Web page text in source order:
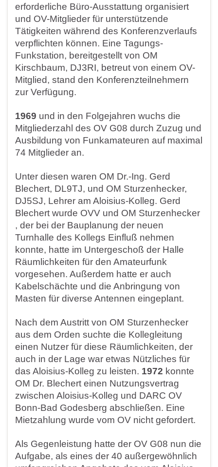
erforderliche Büro-Ausstattung organisiert
und OV-Mitglieder für unterstützende
Tätigkeiten während des Konferenzverlaufs
verpflichten können. Eine Tagungs-
Funkstation, bereitgestellt von OM
Kirschbaum, DJ3RI, betreut von einem OV-
Mitglied, stand den Konferenzteilnehmern
zur Verfügung.
1969 und in den Folgejahren wuchs die
Mitgliederzahl des OV G08 durch Zuzug und
Ausbildung von Funkamateuren auf maximal
74 Mitglieder an.
Unter diesen waren OM Dr.-Ing. Gerd
Blechert, DL9TJ, und OM Sturzenhecker,
DJ5SJ, Lehrer am Aloisius-Kolleg. Gerd
Blechert wurde OVV und OM Sturzenhecker
, der bei der Bauplanung der neuen
Turnhalle des Kollegs Einfluß nehmen
konnte, hatte im Untergeschoß der Halle
Räumlichkeiten für den Amateurfunk
vorgesehen. Außerdem hatte er auch
Kabelschächte und die Anbringung von
Masten für diverse Antennen eingeplant.
Nach dem Austritt von OM Sturzenhecker
aus dem Orden suchte die Kollegleitung
einen Nutzer für diese Räumlichkeiten, der
auch in der Lage war etwas Nützliches für
das Aloisius-Kolleg zu leisten. 1972 konnte
OM Dr. Blechert einen Nutzungsvertrag
zwischen Aloisius-Kolleg und DARC OV
Bonn-Bad Godesberg abschließen. Eine
Mietzahlung wurde vom OV nicht gefordert.
Als Gegenleistung hatte der OV G08 nun die
Aufgabe, als eines der 40 außergewöhnlich